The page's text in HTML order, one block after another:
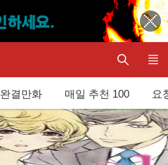
완결만화 매일 추천 100 요